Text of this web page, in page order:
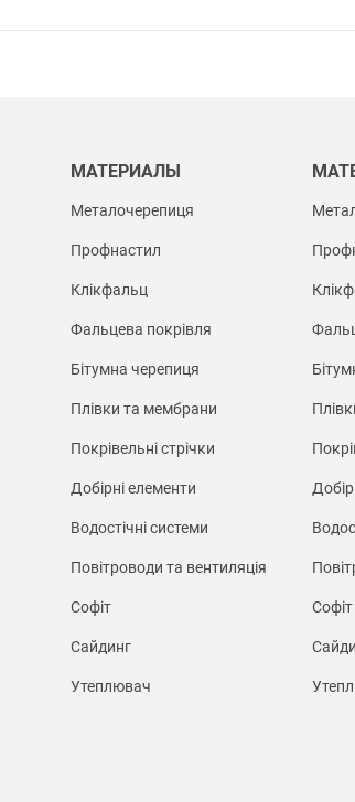
МАТЕРИАЛЫ
Металочерепиця
Профнастил
Клікфальц
Фальцева покрівля
Бітумна черепиця
Плівки та мембрани
Покрівельні стрічки
Добірні елементи
Водостічні системи
Повітроводи та вентиляція
Софіт
Сайдинг
Утеплювач
Софіт